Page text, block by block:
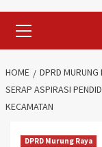
Menu
HOME DPRD MURUNG
SERAP ASPIRASI
KECAMATAN
DPRD Murung Raya